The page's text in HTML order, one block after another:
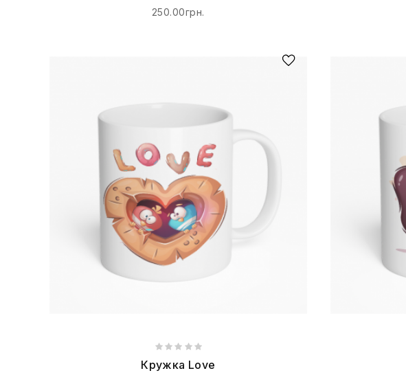
250.00грн.
Кружка Love